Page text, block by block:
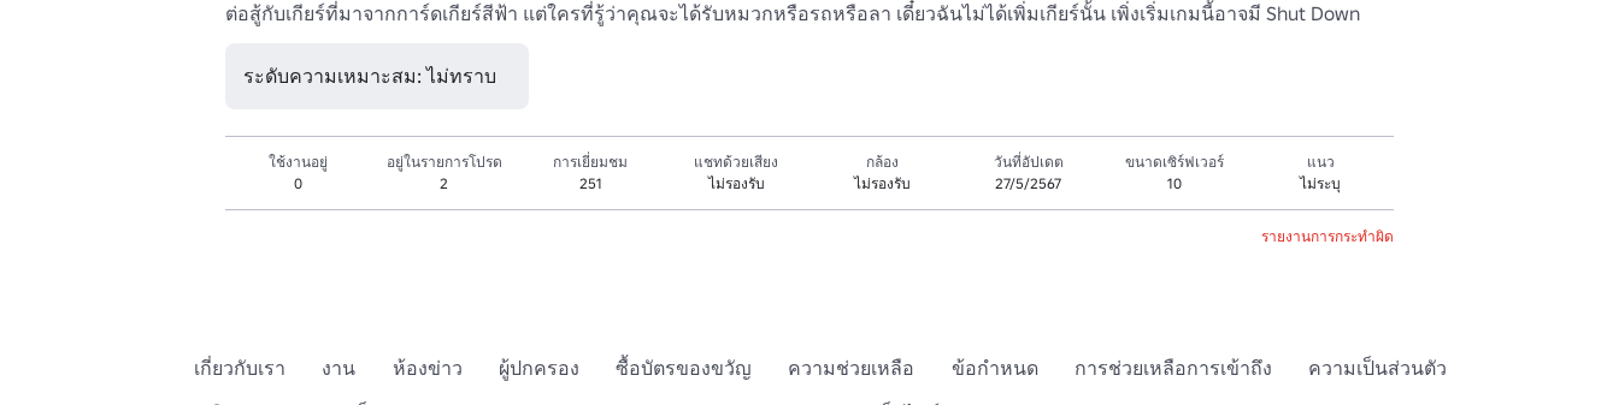
ต่อสู้กับเกียร์ที่มาจากการ์ดเกียร์สีฟ้า แต่ใครที่รู้ว่าคุณจะได้รับหมวกหรือรถหรือลา เดี๋ยวฉันไม่ได้เพิ่มเกียร์นั้น เพิ่งเริ่มเกมนี้อาจมี Shut Down
ระดับความเหมาะสม: ไม่ทราบ
ใช้งานอยู่
0
อยู่ในรายการโปรด
2
การเยี่ยมชม
251
แชทด้วยเสียง
ไม่รองรับ
กล้อง
ไม่รองรับ
วันที่อัปเดต
27/5/2567
ขนาดเซิร์ฟเวอร์
10
แนว
ไม่ระบุ
รายงานการกระทำผิด
เกี่ยวกับเรา งาน ห้องข่าว ผู้ปกครอง ซื้อบัตรของขวัญ ความช่วยเหลือ ข้อกำหนด การช่วยเหลือการเข้าถึง
ความเป็นส่วนตัว